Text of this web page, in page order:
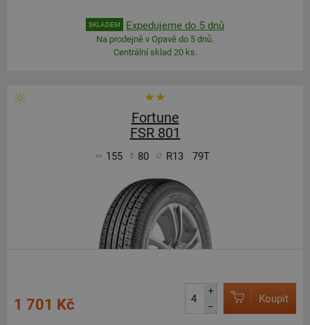
SKLADEM Expedujeme do 5 dnů
Na prodejně v Opavě do 5 dnů.
Centrální sklad 20 ks.
Fortune
FSR 801
155 80 R13 79T
1 701 Kč
+
–
Koupit